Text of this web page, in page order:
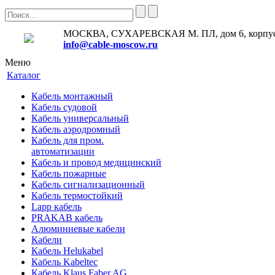
МОСКВА, СУХАРЕВСКАЯ М. ПЛ, дом 6,
info@cable-moscow.ru
Меню
Каталог
Кабель монтажный
Кабель судовой
Кабель универсальный
Кабель аэродромный
Кабель для пром.
автоматизации
Кабель и провод медицинский
Кабель пожарные
Кабель сигнализационный
Кабель термостойкий
Lapp кабель
PRAKAB кабель
Алюминиевые кабели
Кабели
Кабель Helukabel
Кабель Kabeltec
Кабель Klaus Faber AG